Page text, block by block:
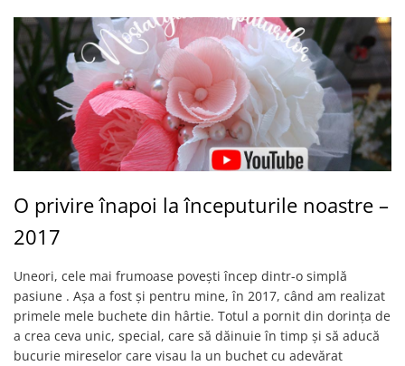
O privire înapoi la începuturile noastre –
2017
Uneori, cele mai frumoase povești încep dintr-o simplă
pasiune . Așa a fost și pentru mine, în 2017, când am realizat
primele mele buchete din hârtie. Totul a pornit din dorința de
a crea ceva unic, special, care să dăinuie în timp și să aducă
bucurie mireselor care visau la un buchet cu adevărat